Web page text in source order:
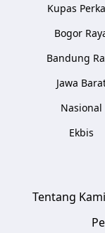
Kupas
Bogor
Bandung
Jawa
Nasional
Ekbis
Tentang Kami